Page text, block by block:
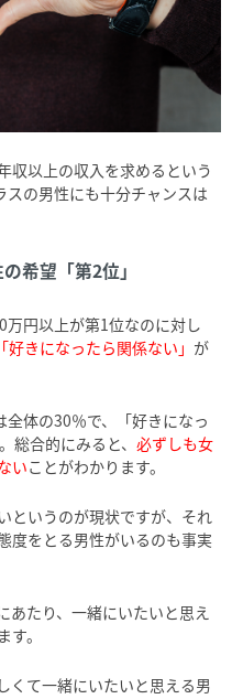
収以上の収入を求めるという
の男性にも十分チャンスは
希望「第2位」
円以上が第1位なのに対し
「好きになったら関係ない」 が
体の30％で、「好きになっ
合的にみると、 必ずしも女
いことがわかります。
というのが現状ですが、それ
度をとる男性がいるのも事実
あたり、一緒にいたいと思え
。
くて一緒にいたいと思える男